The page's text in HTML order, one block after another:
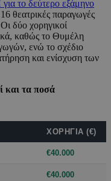
το δεύτερο εξάμηνο
θεατρικές παραγωγές
δύο χορηγικοί
καθώς το Θυμέλη
ενώ το σχέδιο
και ενίσχυση των
και τα ποσά
ΧΟΡΗΓΊΑ (€)
€40.000
€40.000